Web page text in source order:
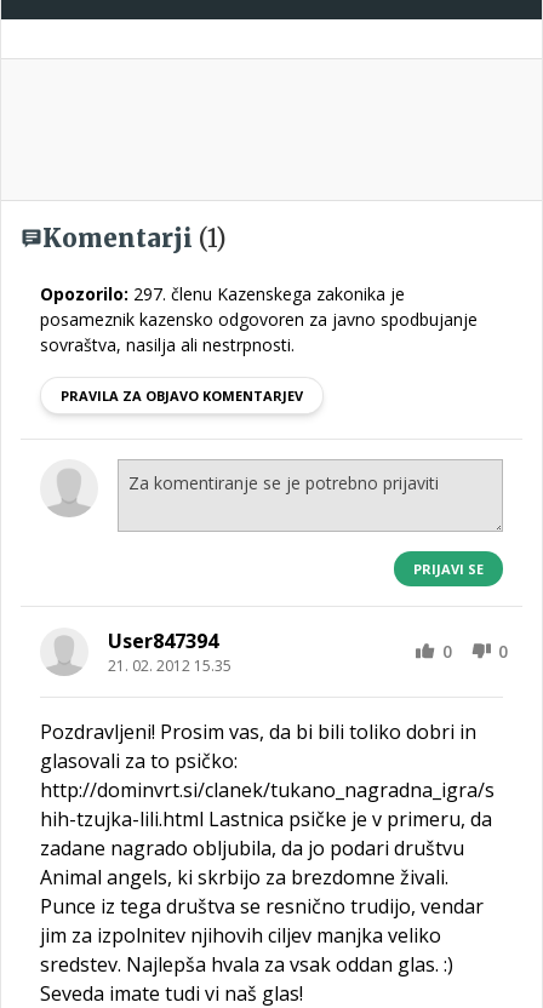
Komentarji (1)
Opozorilo: 297. členu Kazenskega zakonika je
posameznik kazensko odgovoren za javno spodbujanje
sovraštva, nasilja ali nestrpnosti.
PRAVILA ZA OBJAVO KOMENTARJEV
PRIJAVI SE
User847394
21. 02. 2012 15.35
0 0
Pozdravljeni! Prosim vas, da bi bili toliko dobri in
glasovali za to psičko:
http://dominvrt.si/clanek/tukano_nagradna_igra/s
hih-tzujka-lili.html Lastnica psičke je v primeru, da
zadane nagrado obljubila, da jo podari društvu
Animal angels, ki skrbijo za brezdomne živali.
Punce iz tega društva se resnično trudijo, vendar
jim za izpolnitev njihovih ciljev manjka veliko
sredstev. Najlepša hvala za vsak oddan glas. :)
Seveda imate tudi vi naš glas!